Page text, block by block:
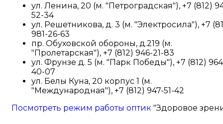
ул. Ленина, 20 (м. "Петроградская"), +7 (812)
52-34
ул. Решетникова, д. 3 (м. "Электросила"), +7
981-26-63
пр. Обуховской обороны, д.219 (м.
"Пролетарская"), +7 (812) 946-21-83
ул. Фрунзе д. 5 (м. "Парк Победы"), +7 (812)
40-07
ул. Белы Куна, 20 корпус 1 (м.
"Международная"), +7 (812) 947-51-42
Посмотреть режим работы оптик "Здоровое